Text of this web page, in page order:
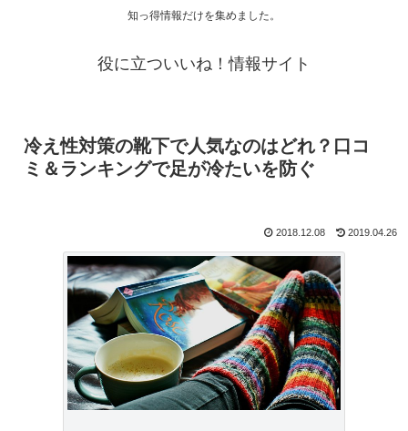
知っ得情報だけを集めました。
役に立ついいね！情報サイト
冷え性対策の靴下で人気なのはどれ？口コ
ミ＆ランキングで足が冷たいを防ぐ
2018.12.08 2019.04.26